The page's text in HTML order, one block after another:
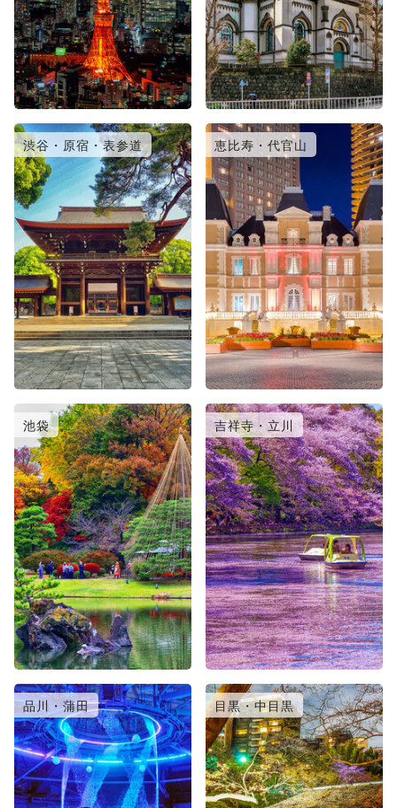
渋谷・原宿・表参道 恵比寿・代官山
池袋 吉祥寺・立川
品川・蒲田 目黒・中目黒